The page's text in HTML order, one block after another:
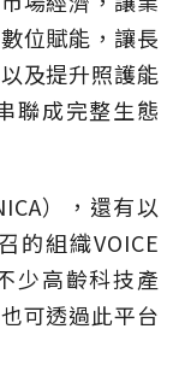
位賦能，讓長
及提升照護能
聯成完整生態
），還有以
的組織VOICE
少高齡科技產
可透過此平台